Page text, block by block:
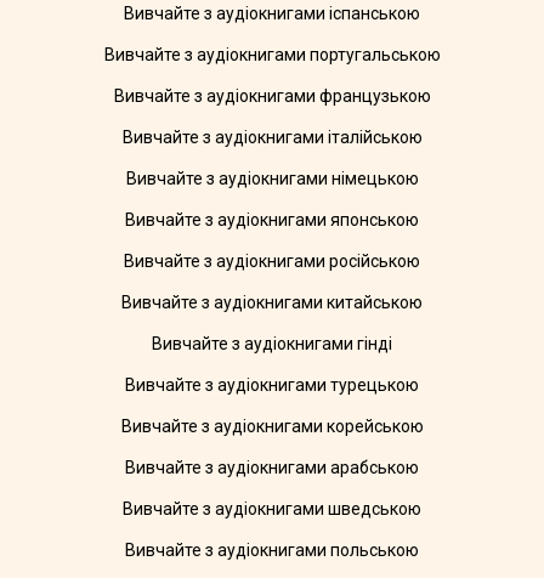
Вивчайте з аудіокнигами іспанською
Вивчайте з аудіокнигами португальською
Вивчайте з аудіокнигами французькою
Вивчайте з аудіокнигами італійською
Вивчайте з аудіокнигами німецькою
Вивчайте з аудіокнигами японською
Вивчайте з аудіокнигами російською
Вивчайте з аудіокнигами китайською
Вивчайте з аудіокнигами гінді
Вивчайте з аудіокнигами турецькою
Вивчайте з аудіокнигами корейською
Вивчайте з аудіокнигами арабською
Вивчайте з аудіокнигами шведською
Вивчайте з аудіокнигами польською